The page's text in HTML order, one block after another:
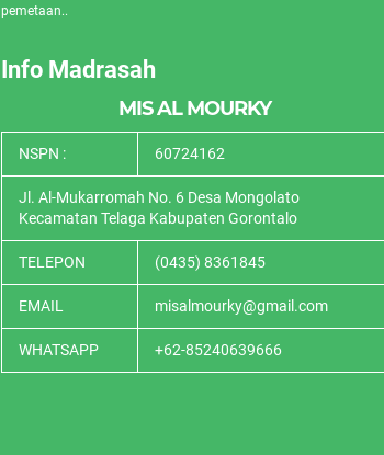
pemetaan..
Info Madrasah
MIS AL MOURKY
NSPN : 60724162
Jl. Al-Mukarromah No. 6 Desa Mongolato
Kecamatan Telaga Kabupaten Gorontalo
TELEPON (0435) 8361845
EMAIL misalmourky@gmail.com
WHATSAPP +62-85240639666